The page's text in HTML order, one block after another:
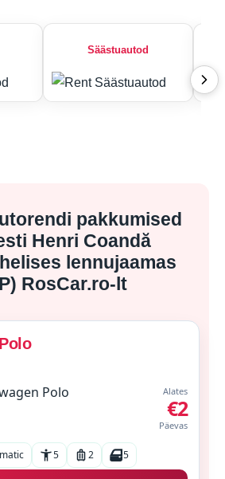
Säästuautod
pakkumised
Henri Coandă
lennujaamas
RosCar.ro-lt
Alates
€2
Päevas
5 2 5